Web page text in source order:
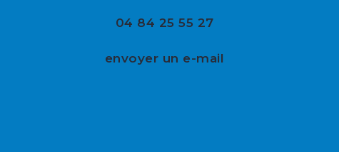
04 84 25 55 27
envoyer un e-mail